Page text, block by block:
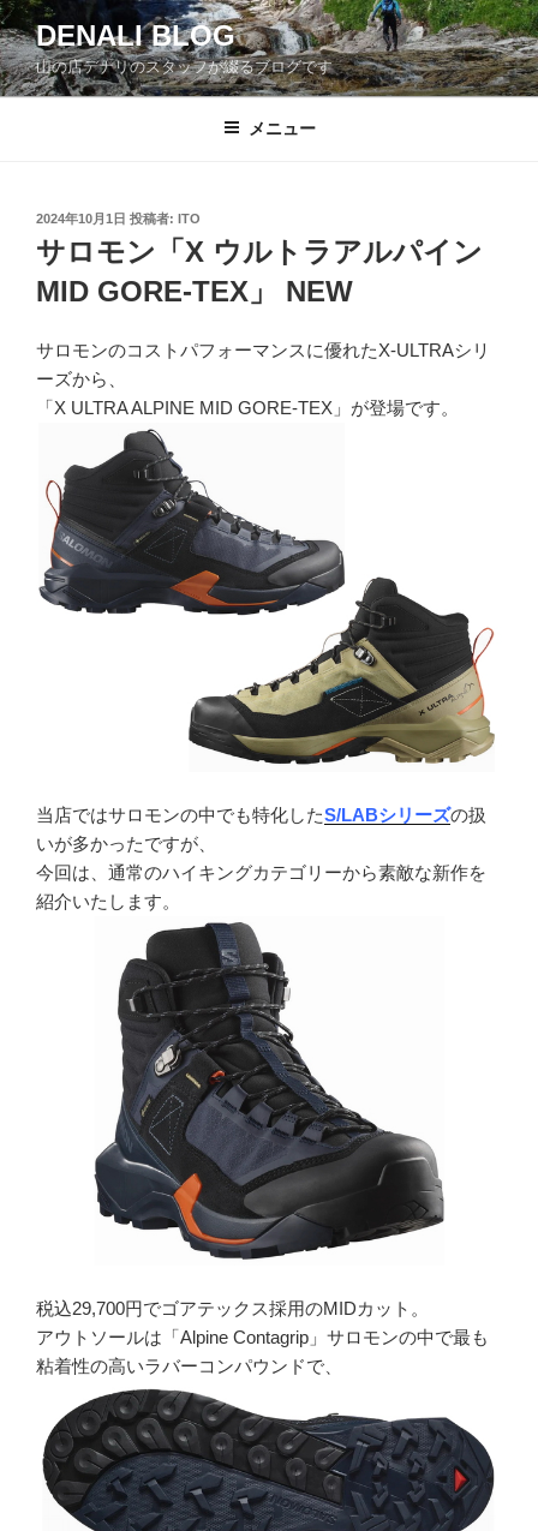
コ
ン
テ
ン
DENALI BLOG
山の店デナリのスタッフが綴るブログです
メニュー
投
稿
日:
2024年10月1日 投稿者: ITO
サロモン「X ウルトラアルパイン
MID GORE-TEX」 NEW
サロモンのコストパフォーマンスに優れたX-ULTRAシリ
ーズから、
「X ULTRA ALPINE MID GORE-TEX」が登場です。
当店ではサロモンの中でも特化したS/LABシリーズの扱
いが多かったですが、
今回は、通常のハイキングカテゴリーから素敵な新作を
紹介いたします。
税込29,700円でゴアテックス採用のMIDカット。
アウトソールは「Alpine Contagrip」サロモンの中で最も
粘着性の高いラバーコンパウンドで、